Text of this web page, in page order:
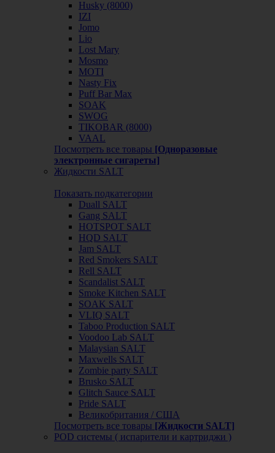
Husky (8000)
IZI
Jomo
Lio
Lost Mary
Mosmo
MOTI
Nasty Fix
Puff Bar Max
SOAK
SWOG
TIKOBAR (8000)
VAAL
Посмотреть все товары [Одноразовые
электронные сигареты]
Жидкости SALT
Показать подкатегории
Duall SALT
Gang SALT
HOTSPOT SALT
HQD SALT
Jam SALT
Red Smokers SALT
Rell SALT
Scandalist SALT
Smoke Kitchen SALT
SOAK SALT
VLIQ SALT
Taboo Production SALT
Voodoo Lab SALT
Malaysian SALT
Maxwells SALT
Zombie party SALT
Brusko SALT
Glitch Sauce SALT
Pride SALT
Великобритания / США
Посмотреть все товары [Жидкости SALT]
POD системы ( испарители и картриджи )